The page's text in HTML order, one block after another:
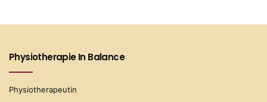
Physiotherapie In Balance
Physiotherapeutin